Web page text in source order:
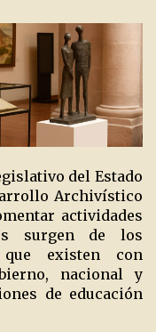
del Estado
Archivístico
actividades
surgen de los
que existen con
nacional y
de educación